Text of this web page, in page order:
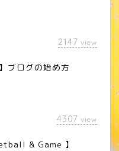
2147 view
】ブログの始め方
4307 view
& Game 】